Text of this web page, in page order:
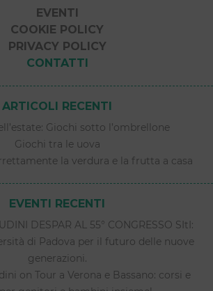
EVENTI
COOKIE POLICY
PRIVACY POLICY
CONTATTI
ARTICOLI RECENTI
Giochi sotto l’ombrellone
Giochi tra le uova
la verdura e la frutta a casa
EVENTI RECENTI
DESPAR AL 55° CONGRESSO SItI:
di Padova per il futuro delle nuove
generazioni.
on Tour a Verona e Bassano: corsi e